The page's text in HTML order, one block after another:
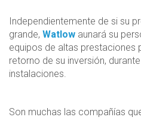
Independientemente de si su
grande, Watlow aunará su
equipos de altas prestaciones
retorno de su inversión,
instalaciones.
Son muchas las compañías